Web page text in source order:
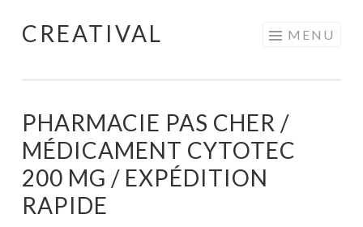
Skip
CREATIVAL MENU
PHARMACIE PAS CHER /
MÉDICAMENT CYTOTEC
200 MG / EXPÉDITION
RAPIDE